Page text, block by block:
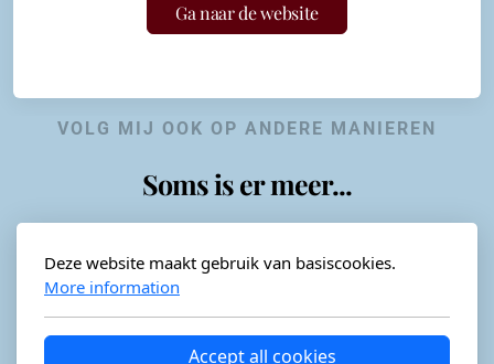
Ga naar de website
VOLG MIJ OOK OP ANDERE MANIEREN
Soms is er meer...
Horeca-advies
Deze website maakt gebruik van basiscookies.
More information
Accept all cookies